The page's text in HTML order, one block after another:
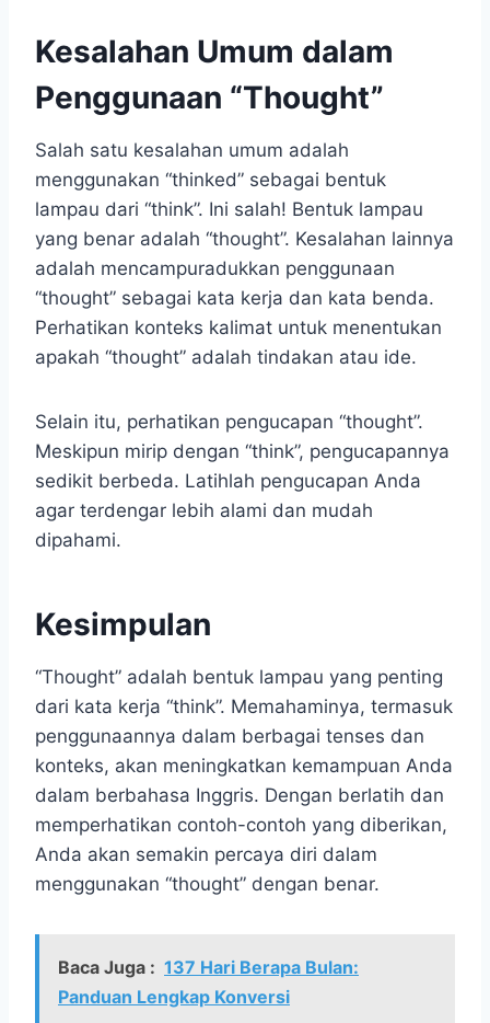
Kesalahan Umum dalam
Penggunaan “Thought”
Salah satu kesalahan umum adalah
menggunakan “thinked” sebagai bentuk
lampau dari “think”. Ini salah! Bentuk lampau
yang benar adalah “thought”. Kesalahan lainnya
adalah mencampuradukkan penggunaan
“thought” sebagai kata kerja dan kata benda.
Perhatikan konteks kalimat untuk menentukan
apakah “thought” adalah tindakan atau ide.
Selain itu, perhatikan pengucapan “thought”.
Meskipun mirip dengan “think”, pengucapannya
sedikit berbeda. Latihlah pengucapan Anda
agar terdengar lebih alami dan mudah
dipahami.
Kesimpulan
“Thought” adalah bentuk lampau yang penting
dari kata kerja “think”. Memahaminya, termasuk
penggunaannya dalam berbagai tenses dan
konteks, akan meningkatkan kemampuan Anda
dalam berbahasa Inggris. Dengan berlatih dan
memperhatikan contoh-contoh yang diberikan,
Anda akan semakin percaya diri dalam
menggunakan “thought” dengan benar.
Baca Juga : 137 Hari Berapa Bulan:
Panduan Lengkap Konversi